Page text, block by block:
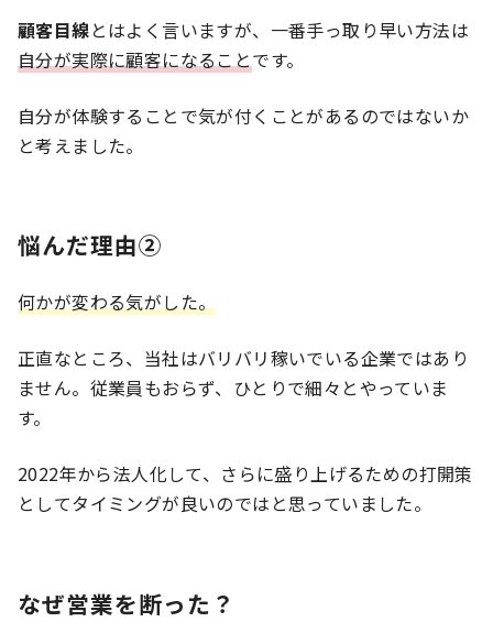
顧客目線とはよく言いますが、一番手っ取り早い方法は
自分が実際に顧客になることです。
自分が体験することで気が付くことがあるのではないか
と考えました。
悩んだ理由②
何かが変わる気がした。
正直なところ、当社はバリバリ稼いでいる企業ではあり
ません。従業員もおらず、ひとりで細々とやっていま
す。
2022年から法人化して、さらに盛り上げるための打開策
としてタイミングが良いのではと思っていました。
なぜ営業を断った？